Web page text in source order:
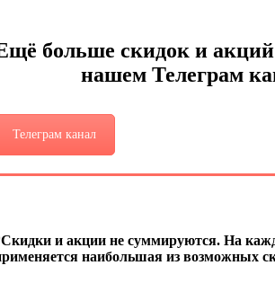
больше скидок и
нашем Телеграм
Телеграм канал
и акции не суммируются. На
наибольшая из возможных